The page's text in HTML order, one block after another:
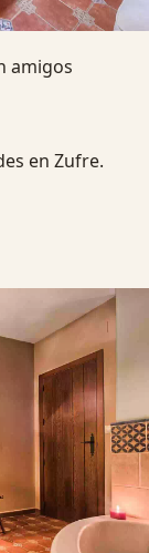
amigos
en Zufre.